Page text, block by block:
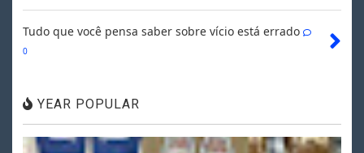
Tudo que você pensa saber sobre vício está errado
0
YEAR POPULAR